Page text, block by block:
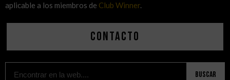
aplicable a los miembros de Club Winner.
Contacto
Buscar